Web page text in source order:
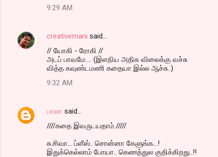
9:29 AM
creativemani said…
// யோகி - ரோகி //
அடப் பாவமே.... (இளநிய அதிக விலைக்கு வச்சு
வித்த கவுண்டமணி கதையா இல்ல ஆச்சு..)
9:32 AM
பாலா said…
////கதை இவருடயதாம்./////
சு.சிவா... ப்ளீஸ்.. சொன்னா கேளுங்க...!
இதுக்கெல்லாம் போயா.. கெணத்துல குதிக்கிறது..!!